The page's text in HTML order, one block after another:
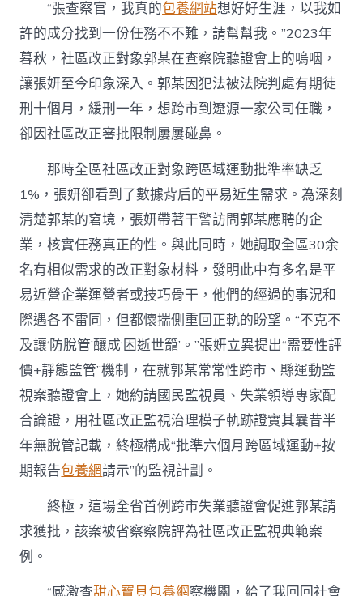
“張查察官，我真的包養網站想好好生涯，以我如
許的成分找到一份任務不不難，請幫幫我。”2023年
暮秋，社區改正對象郭某在查察院聽證會上的嗚咽，
讓張妍至今印象深入。郭某因犯法被法院判處有期徒
刑十個月，緩刑一年，想跨市到遼源一家公司任職，
卻因社區改正審批限制屢屢碰鼻。
那時全區社區改正對象跨區域運動批準率缺乏
1%，張妍卻看到了數據背后的平易近生需求。為深刻
清楚郭某的窘境，張妍帶著干警訪問郭某應聘的企
業，核實任務真正的性。與此同時，她調取全區30余
名有相似需求的改正對象材料，發明此中有多名是平
易近營企業運營者或技巧骨干，他們的經過的事況和
際遇各不雷同，但都懷揣側重回正軌的盼望。“不克不
及讓‘防脫管’釀成‘困逝世籠’。”張妍立異提出“需要性評
價+靜態監管”機制，在就郭某常常性跨市、縣運動監
視案聽證會上，她約請國民監視員、失業領導專家配
合論證，用社區改正監視治理模子軌跡證實其曩昔半
年無脫管記載，終極構成“批準六個月跨區域運動+按
期報告包養網請示”的監視計劃。
終極，這場全省首例跨市失業聽證會促進郭某請
求獲批，該案被省察察院評為社區改正監視典範案
例。
“感激查甜心寶貝包養網察機關，給了我回回社會